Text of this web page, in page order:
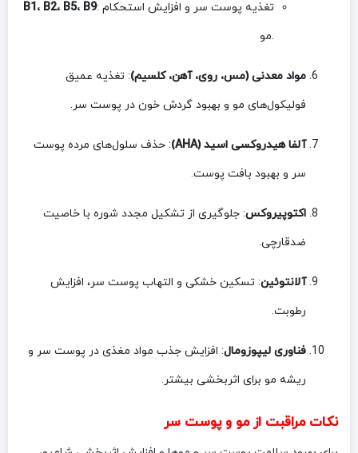
B1، B2، B5، B9: تغذیه پوست سر و افزایش استحکام
مو.
مواد معدنی (مس، روی، آهن، کلسیم): تغذیه عمیق
فولیکول‌های مو و بهبود گردش خون در پوست سر.
آلفا هیدروکسی اسید (AHA)
: حذف سلول‌های مرده پوست
سر و بهبود بافت پوست.
اکتوپیروکس: جلوگیری از تشکیل مجدد شوره با خاصیت
ضدقارچی.
آلانتوئین: تسکین خشکی و التهاب پوست سر، افزایش
رطوبت.
فناوری لیپوزومال: افزایش جذب مواد مغذی در پوست سر و
ریشه مو برای اثربخشی بیشتر.
نکات مراقبت از مو و پوست سر